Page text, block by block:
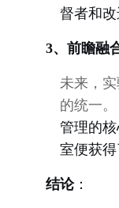
督者和
3、前瞻融
未来，
的统一。
管理的
室便获
结论：